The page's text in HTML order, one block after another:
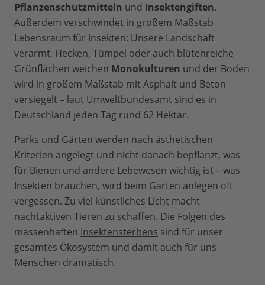
Pflanzenschutzmitteln und Insektengiften.
Außerdem verschwindet in großem Maßstab
Lebensraum für Insekten: Unsere Landschaft
verarmt, Hecken, Tümpel oder auch blütenreiche
Grünflächen weichen Monokulturen und der Boden
wird in großem Maßstab mit Asphalt und Beton
versiegelt – laut Umweltbundesamt sind es in
Deutschland jeden Tag rund 62 Hektar.
Parks und Gärten werden nach ästhetischen
Kriterien angelegt und nicht danach bepflanzt, was
für Bienen und andere Lebewesen wichtig ist – was
Insekten brauchen, wird beim Garten anlegen oft
vergessen. Zu viel künstliches Licht macht
nachtaktiven Tieren zu schaffen. Die Folgen des
massenhaften Insektensterbens sind für unser
gesamtes Ökosystem und damit auch für uns
Menschen dramatisch.